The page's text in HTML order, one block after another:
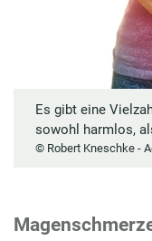
Es gibt eine
sowohl harmlos,
© Robert Kneschke -